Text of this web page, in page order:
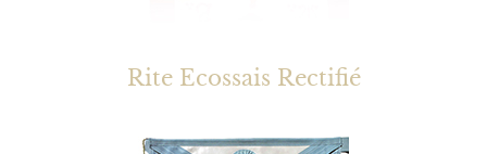
Rite Ecossais Rectifié